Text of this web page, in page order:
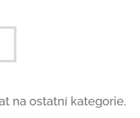
na ostatní kategorie.